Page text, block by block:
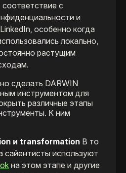
с
и
особенно когда
локально,
растущим
сделать DARWIN
инструментом для
различные этапы
К ним
и transformation В то
сайентисты используют
на этом этапе и другие